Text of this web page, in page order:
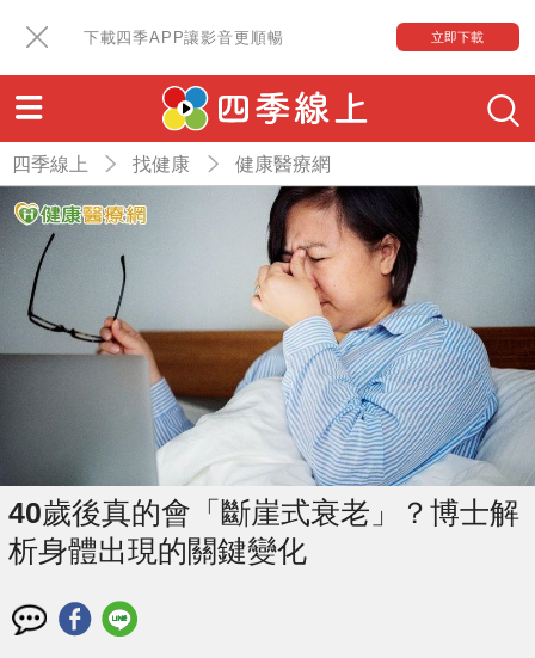
下載四季APP讓影音更順暢 立即下載
四季線上 找健康 健康醫療網
40歲後真的會「斷崖式衰老」？博士解
析身體出現的關鍵變化